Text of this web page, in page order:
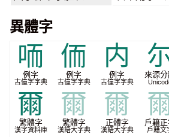
異體字
㖇
例字
古僮字字典
侕
例字
古僮字字典
内
例字
古僮字字典
來源
爾
繁體字
漢字資料庫
爾
繁體字
漢語大字典
爾
正體字
漢語大字典
戶籍正
戶籍文